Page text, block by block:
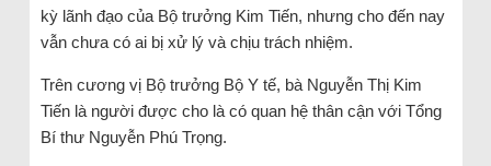
kỳ lãnh đạo của Bộ trưởng Kim Tiến, nhưng cho đến nay
vẫn chưa có ai bị xử lý và chịu trách nhiệm.
Trên cương vị Bộ trưởng Bộ Y tế, bà Nguyễn Thị Kim
Tiến là người được cho là có quan hệ thân cận với Tổng
Bí thư Nguyễn Phú Trọng.